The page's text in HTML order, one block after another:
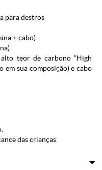
para destros
+ cabo)
teor de carbono “High
em sua composição) e cabo
das crianças.